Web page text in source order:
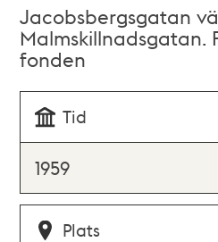
Jacobsbergsgatan
Malmskillnadsgatan.
fonden
Tid
1959
Plats